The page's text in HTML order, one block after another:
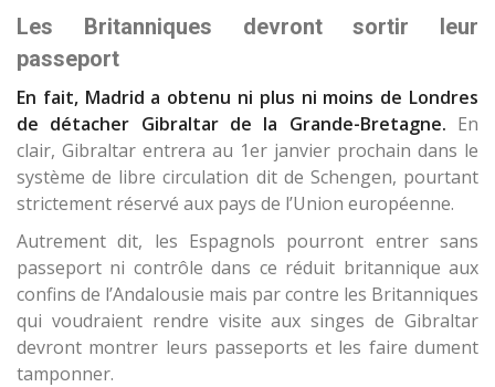
Les Britanniques devront sortir leur
passeport
En fait, Madrid a obtenu ni plus ni moins de Londres
de détacher Gibraltar de la Grande-Bretagne. En
clair, Gibraltar entrera au 1er janvier prochain dans le
système de libre circulation dit de Schengen, pourtant
strictement réservé aux pays de l’Union européenne.
Autrement dit, les Espagnols pourront entrer sans
passeport ni contrôle dans ce réduit britannique aux
confins de l’Andalousie mais par contre les Britanniques
qui voudraient rendre visite aux singes de Gibraltar
devront montrer leurs passeports et les faire dument
tamponner.